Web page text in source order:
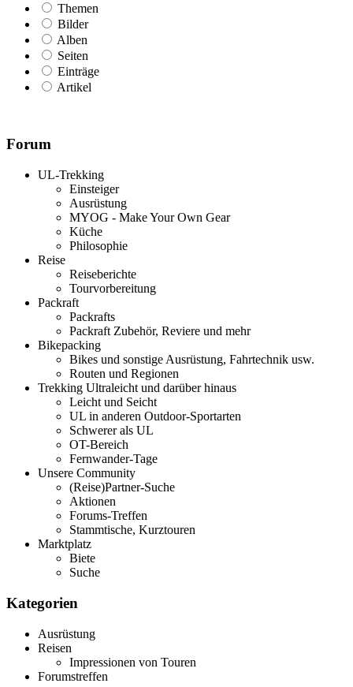
Themen
Bilder
Alben
Seiten
Einträge
Artikel
Forum
UL-Trekking
Einsteiger
Ausrüstung
MYOG - Make Your Own Gear
Küche
Philosophie
Reise
Reiseberichte
Tourvorbereitung
Packraft
Packrafts
Packraft Zubehör, Reviere und mehr
Bikepacking
Bikes und sonstige Ausrüstung, Fahrtechnik usw.
Routen und Regionen
Trekking Ultraleicht und darüber hinaus
Leicht und Seicht
UL in anderen Outdoor-Sportarten
Schwerer als UL
OT-Bereich
Fernwander-Tage
Unsere Community
(Reise)Partner-Suche
Aktionen
Forums-Treffen
Stammtische, Kurztouren
Marktplatz
Biete
Suche
Kategorien
Ausrüstung
Reisen
Impressionen von Touren
Forumstreffen